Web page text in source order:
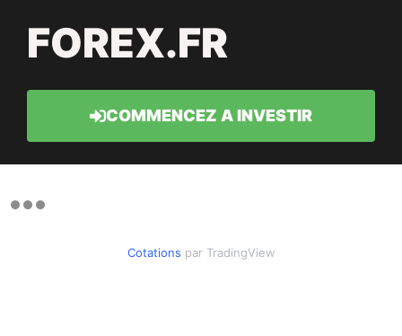
FOREX.FR
COMMENCEZ A INVESTIR
Cotations par TradingView